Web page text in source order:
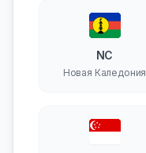
NC
Новая Каледония